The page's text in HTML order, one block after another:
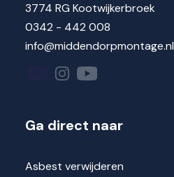
3774 RG Kootwijkerbroek
0342 - 442 008
info@middendorpmontage.nl
Ga direct naar
Asbest verwijderen